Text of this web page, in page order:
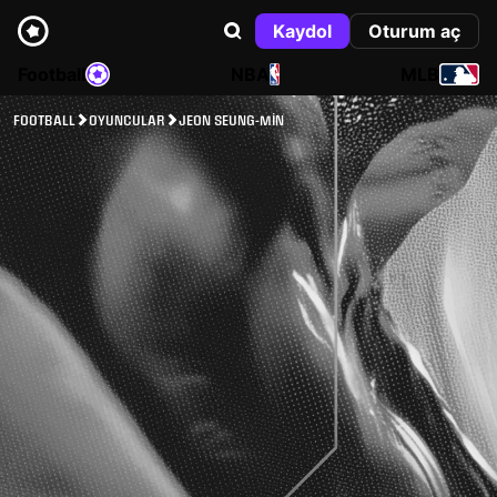
Kaydol
Oturum aç
NBA
FOOTBALL OYUNCULAR JEON SEUNG-MIN